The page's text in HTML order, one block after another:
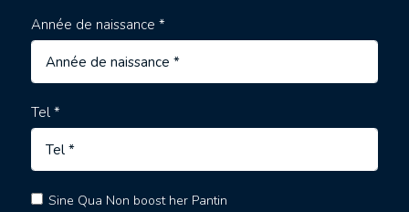
Année de naissance *
Tel *
Sine Qua Non boost her Pantin